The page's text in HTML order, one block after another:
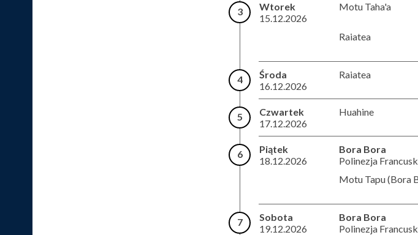
3
Wtorek
15.12.2026
Motu Taha'a
Raiatea
4
Środa
16.12.2026
Raiatea
5
Czwartek
17.12.2026
Huahine
6
Piątek
18.12.2026
Bora Bora
Polinezja
Motu Tapu (Bora
7
Sobota
19.12.2026
Bora Bora
Polinezja